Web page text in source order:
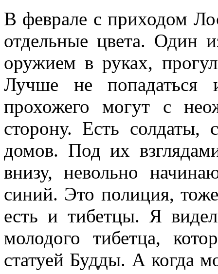
В феврале с приходом
отдельные цвета. Один
оружием в руках,
Лучше не попадаться
прохожего могут с
сторону. Есть солдаты,
домов. Под их
внизу, невольно
синий. Это полиция,
есть и тибетцы. Я
молодого тибетца,
статуей Будды. А когда